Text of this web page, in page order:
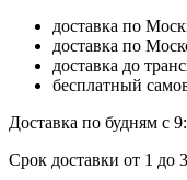
доставка по
доставка по
доставка до
бесплатный
Доставка по будням с
Срок доставки от 1 до